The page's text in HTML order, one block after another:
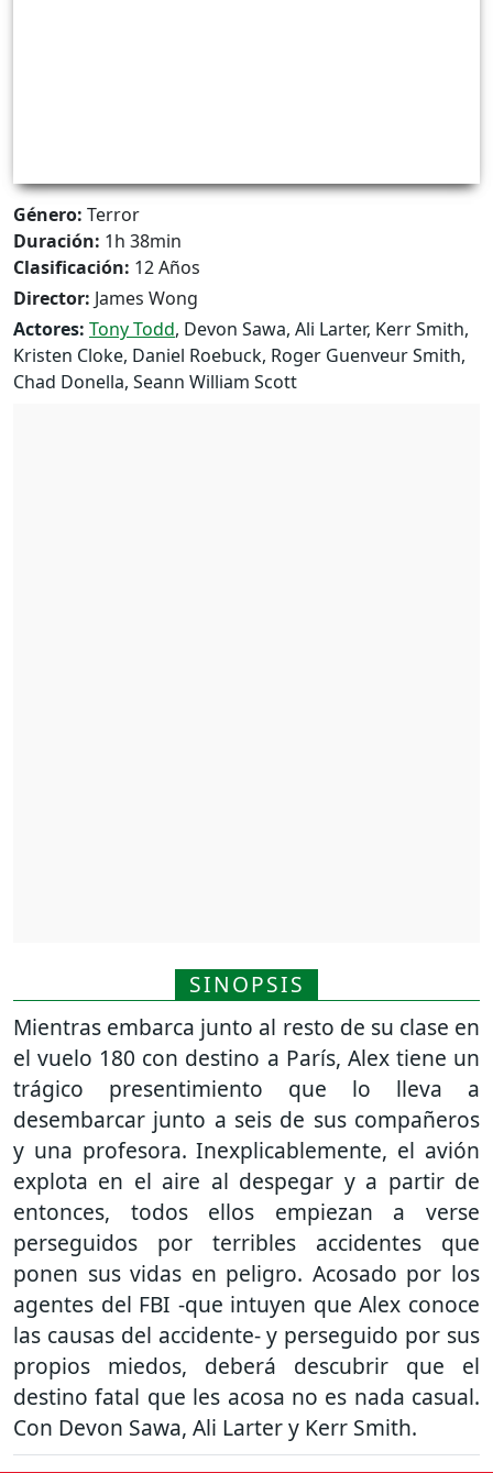
Género: Terror
Duración: 1h 38min
Clasificación: 12 Años
Director: James Wong
Actores: Tony Todd, Devon Sawa, Ali Larter, Kerr Smith,
Kristen Cloke, Daniel Roebuck, Roger Guenveur Smith,
Chad Donella, Seann William Scott
SINOPSIS
Mientras embarca junto al resto de su clase en
el vuelo 180 con destino a París, Alex tiene un
trágico presentimiento que lo lleva a
desembarcar junto a seis de sus compañeros
y una profesora. Inexplicablemente, el avión
explota en el aire al despegar y a partir de
entonces, todos ellos empiezan a verse
perseguidos por terribles accidentes que
ponen sus vidas en peligro. Acosado por los
agentes del FBI -que intuyen que Alex conoce
las causas del accidente- y perseguido por sus
propios miedos, deberá descubrir que el
destino fatal que les acosa no es nada casual.
Con Devon Sawa, Ali Larter y Kerr Smith.